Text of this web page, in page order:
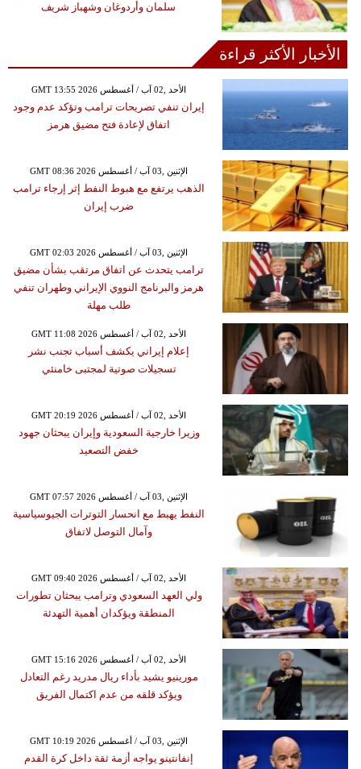
سلمان وأردوغان وشهباز شريف
الأخبار الأكثر قراءة
GMT 13:55 2026 الأحد ,02 آب / أغسطس
إيران تنفي تصريحات ترامب وتؤكد عدم وجود
اتفاق لإعادة فتح مضيق هرمز
GMT 08:36 2026 الإثنين ,03 آب / أغسطس
الذهب يرتفع مع هبوط النفط إثر إرجاء ترامب
ضرب إيران
GMT 02:03 2026 الإثنين ,03 آب / أغسطس
ترامب يتحدث عن اتفاق مرتقب بشأن مضيق
هرمز والبرنامج النووي الإيراني وطهران تنفي
طلب مهلة
GMT 11:08 2026 الأحد ,02 آب / أغسطس
إعلام إيراني يكشف أسباب تجنب نشر
تسجيلات صوتية لمجتبى خامنئي
GMT 20:19 2026 الأحد ,02 آب / أغسطس
وزيرا خارجية السعودية وإيران يبحثان جهود
خفض التصعيد
GMT 07:57 2026 الإثنين ,03 آب / أغسطس
النفط يهبط مع انحسار التوترات الجيوسياسية
وآمال التوصل لاتفاق
GMT 09:40 2026 الأحد ,02 آب / أغسطس
ولي العهد السعودي وترامب يبحثان تطورات
المنطقة ويؤكدان أهمية التهدئة
GMT 15:16 2026 الأحد ,02 آب / أغسطس
مورينيو يشيد بأداء ريال مدريد رغم التعادل
ويؤكد قلقه من عدم اكتمال الفريق
GMT 10:19 2026 الإثنين ,03 آب / أغسطس
إنفانتينو يواجه أزمة ثقة داخل كرة القدم